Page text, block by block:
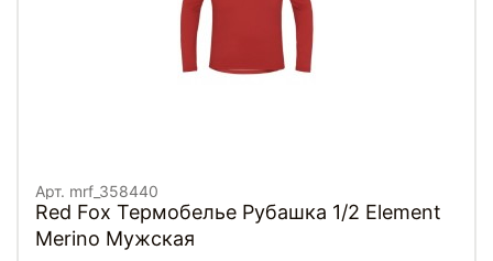
Арт. mrf_358440
Red Fox Термобелье Рубашка 1/2 Element
Merino Мужская